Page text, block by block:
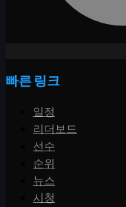
빠른 링크
일정
리더보드
선수
순위
뉴스
시청